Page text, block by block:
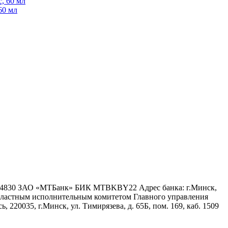
мл
4830 ЗАО «МТБанк» БИК MTBKBY22 Адрес банка: г.Минск,
исполнительным комитетом Главного управления
220035, г.Минск, ул. Тимирязева, д. 65Б, пом. 169, каб. 1509